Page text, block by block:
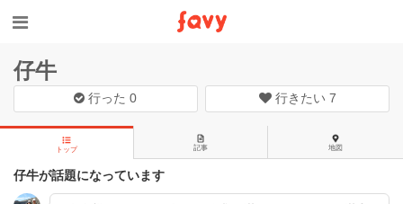
仔牛
行った0 行きたい 7
トップ 記事 地図
仔牛が話題になっています